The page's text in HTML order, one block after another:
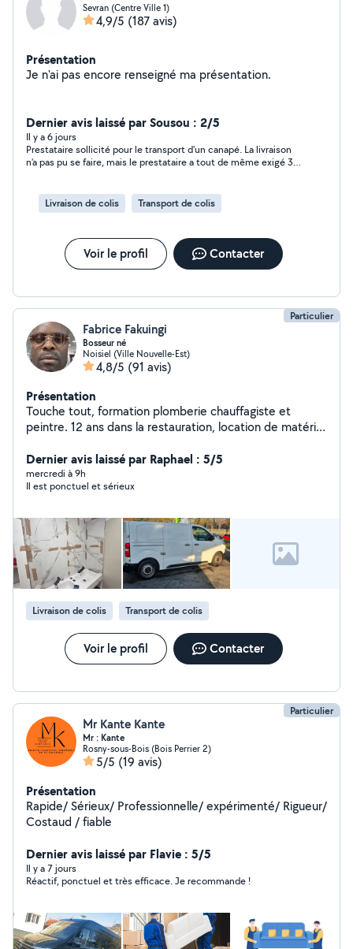
Sevran (Centre Ville 1)
4,9/5 (187 avis)
Présentation
Je n'ai pas encore renseigné ma présentation.
Dernier avis laissé par Sousou : 2/5
Il y a 6 jours
Prestataire sollicité pour le transport d'un canapé. La livraison
n'a pas pu se faire, mais le prestataire a tout de même exigé 30
décevante, je ne recommande pas.
Livraison de colis Transport de colis
Voir le profil Contacter
Particulier
Fabrice Fakuingi
Bosseur né
Noisiel (Ville Nouvelle-Est)
4,8/5 (91 avis)
Présentation
Touche tout, formation plomberie chauffagiste et
peintre. 12 ans dans la restauration, location de matériel
Dernier avis laissé par Raphael : 5/5
mercredi à 9h
Il est ponctuel et sérieux
Livraison de colis Transport de colis
Voir le profil Contacter
Particulier
Mr Kante Kante
Mr : Kante
Rosny-sous-Bois (Bois Perrier 2)
5/5 (19 avis)
Présentation
Rapide/ Sérieux/ Professionnelle/ expérimenté/ Rigueur/
Costaud / fiable
Dernier avis laissé par Flavie : 5/5
Il y a 7 jours
Réactif, ponctuel et très efficace. Je recommande !